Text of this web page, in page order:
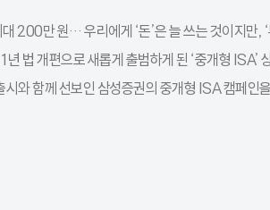
200만 원… 우리에게 ‘돈’은 늘 쓰는 것이지만,
법 개편으로 새롭게 출범하게 된 ‘중개형 ISA’
와 함께 선보인 삼성증권의 중개형 ISA 캠페인